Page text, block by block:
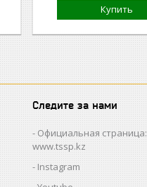
Купить
Следите за нами
Официальная страница:
www.tssp.kz
Instagram